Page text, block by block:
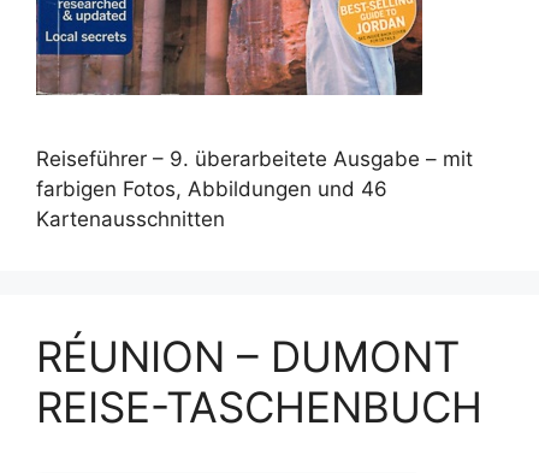
Reiseführer – 9. überarbeitete Ausgabe – mit
farbigen Fotos, Abbildungen und 46
Kartenausschnitten
RÉUNION – DUMONT
REISE-TASCHENBUCH